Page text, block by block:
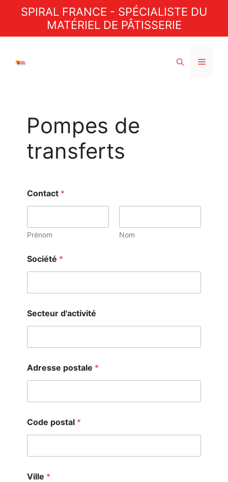
SPIRAL FRANCE - SPÉCIALISTE DU
MATÉRIEL DE PÂTISSERIE
Menu
Pompes de
transferts
Contact *
Prénom Nom
Société *
Secteur d'activité
Adresse postale *
Code postal *
Ville *